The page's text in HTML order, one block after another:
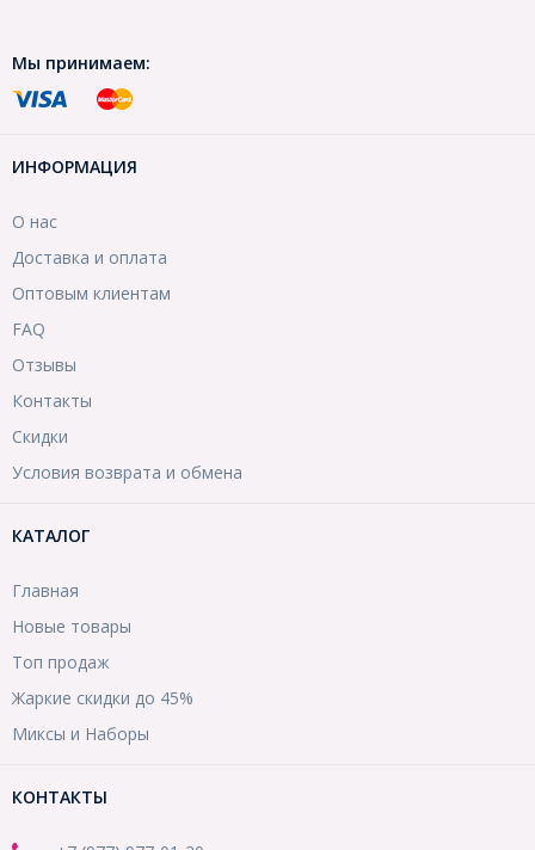
Мы принимаем:
ИНФОРМАЦИЯ
О нас
Доставка и оплата
Оптовым клиентам
FAQ
Отзывы
Контакты
Скидки
Условия возврата и обмена
КАТАЛОГ
Главная
Новые товары
Топ продаж
Жаркие скидки до 45%
Миксы и Наборы
КОНТАКТЫ